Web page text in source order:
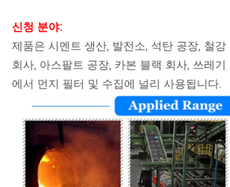
신청 분야:
제품은 시멘트 생산, 발전소, 석탄 공장, 철
회사, 아스팔트 공장, 카본 블랙 회사, 쓰레
에서 먼지 필터 및 수집에 널리 사용됩니다.